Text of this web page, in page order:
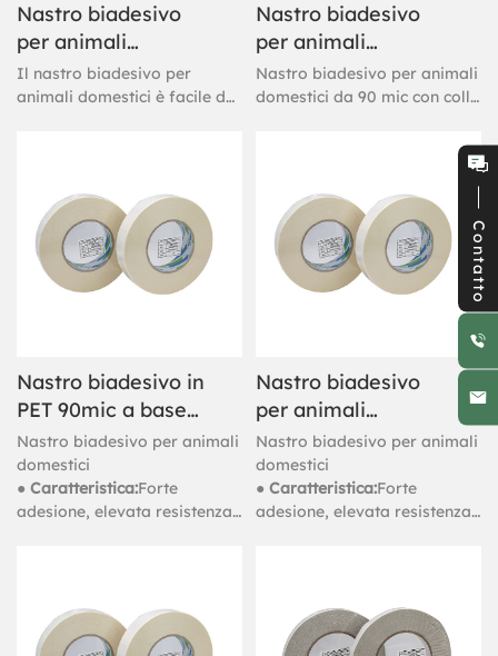
Nastro biadesivo
per animali
domestici rosa
Il nastro biadesivo per
animali domestici è facile da
Nastro biadesivo
per animali
domestici (90 mic)
Nastro biadesivo per animali
domestici da 90 mic con colla
Nastro biadesivo in
PET 90mic a base
di solvente
Nastro biadesivo per animali
domestici
● Caratteristica:Forte
adesione, elevata resistenza
Nastro biadesivo
per animali
domestici da 80
mic a base di
solvente
Nastro biadesivo per animali
domestici
● Caratteristica:Forte
adesione, elevata resistenza
Contatto